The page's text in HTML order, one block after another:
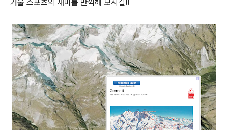
겨울 스포츠의 재미를 만끽해 보시길!!